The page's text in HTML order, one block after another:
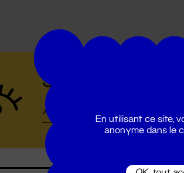
Suivez toutes
En utilisant ce site,
anonyme dans le